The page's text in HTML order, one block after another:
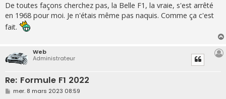
De toutes façons cherchez pas, la Belle F1, la vraie, s'est arrêté
en 1968 pour moi. Je n'étais même pas naquis. Comme ça c'est
fait.
Web
Administrateur
Re: Formule F1 2022
M
mer. 8 mars 2023 08:59